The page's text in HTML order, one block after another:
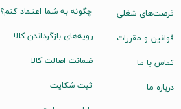
چگونه به شما اعتماد کنم؟
رویه‌های بازگرداندن کالا
ضمانت اصالت کالا
ثبت شکایت
فرصت‌های شغلی
قوانین و مقررات
تماس با ما
درباره ما